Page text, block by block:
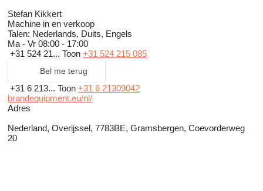
Stefan Kikkert
Machine in en verkoop
Talen: Nederlands, Duits, Engels
Ma - Vr 08:00 - 17:00
+31 524 21... Toon +31 524 215 085
Bel me terug
+31 6 213... Toon +31 6 21309042
brandequipment.eu/nl/
Adres
Nederland, Overijssel, 7783BE, Gramsbergen, Coevorderweg
20